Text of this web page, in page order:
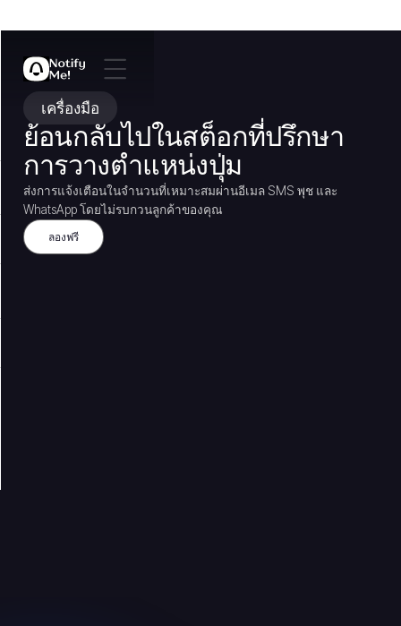
เครื่องมือ
ย้อนกลับไปในสต็อกที่ปรึกษา
การวางตำแหน่งปุ่ม
ส่งการแจ้งเตือนในจำนวนที่เหมาะสมผ่านอีเมล SMS พุช และ
WhatsApp โดยไม่รบกวนลูกค้าของคุณ
ลองฟรี